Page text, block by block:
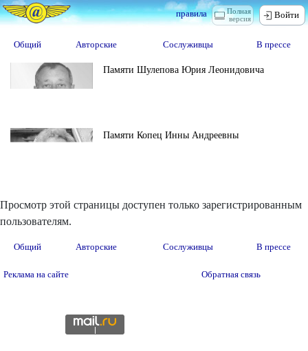
Полная
версия
правила Войти
Общий Авторские Сослуживцы В прессе
Памяти Шулепова Юрия Леонидовича
Памяти Копец Инны Андреевны
Просмотр этой страницы доступен только зарегистрированным
пользователям.
Общий Авторские Сослуживцы В прессе
Реклама на сайте Обратная связь